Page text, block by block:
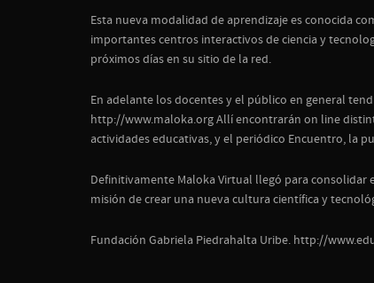
Esta nueva modalidad de aprendizaje es conocida
importantes centros interactivos de ciencia y
próximos días en su sitio de la red.
En adelante los docentes y el público en general
http://www.maloka.org Allí encontrarán on line
actividades educativas, y el periódico Encuentro, la
Definitivamente Maloka Virtual llegó para consolidar
misión de crear una nueva cultura científica y
Fundación Gabriela Piedrahalta Uribe. http://